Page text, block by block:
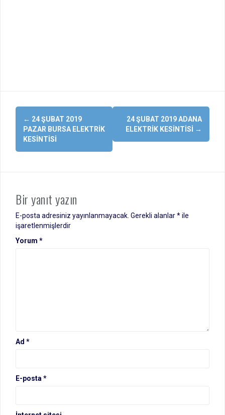
Yazı
dolaşımı
← 24 ŞUBAT 2019
PAZAR BURSA ELEKTRIK
KESINTISI
24 ŞUBAT 2019 ADANA
ELEKTRIK KESINTISI →
Bir yanıt yazın
E-posta adresiniz yayınlanmayacak. Gerekli alanlar*ile
işaretlenmişlerdir
Yorum *
Ad *
E-posta *